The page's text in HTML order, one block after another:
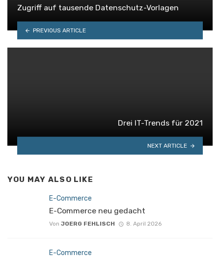
Zugriff auf tausende Datenschutz-Vorlagen
PREVIOUS ARTICLE
Drei IT-Trends für 2021
NEXT ARTICLE
YOU MAY ALSO LIKE
E-Commerce
E-Commerce neu gedacht
Von JOERG FEHLISCH 8. April 2026
E-Commerce